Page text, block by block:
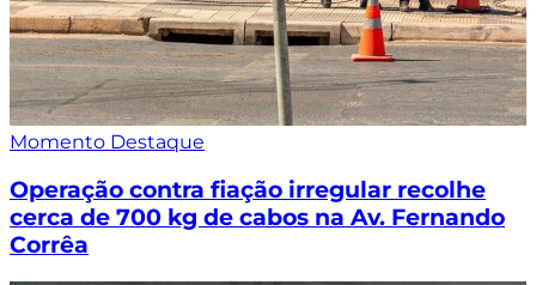
Momento Destaque
Operação contra fiação irregular recolhe
cerca de 700 kg de cabos na Av. Fernando
Corrêa